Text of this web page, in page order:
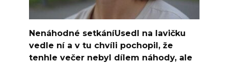
Nenáhodné setkáníUsedl na lavičku
vedle ní a v tu chvíli pochopil, že
tenhle večer nebyl dílem náhody, ale